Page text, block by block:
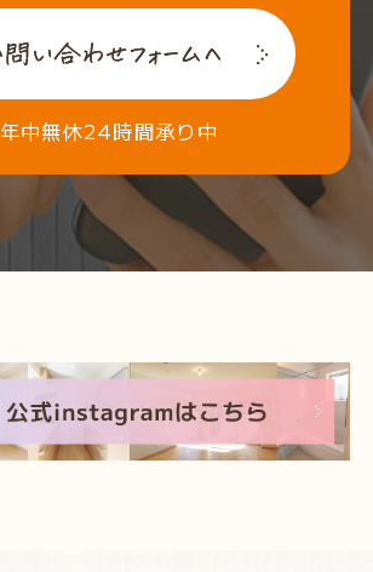
年中無休24時間承り中